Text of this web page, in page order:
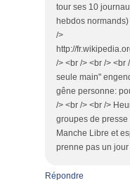
tour ses 10
hebdos
/>
http://
/> <br /> <br />
seule main"
gêne personne:
/> <br /> <br />
groupes de
Manche Libre et
prenne pas un
Répondre